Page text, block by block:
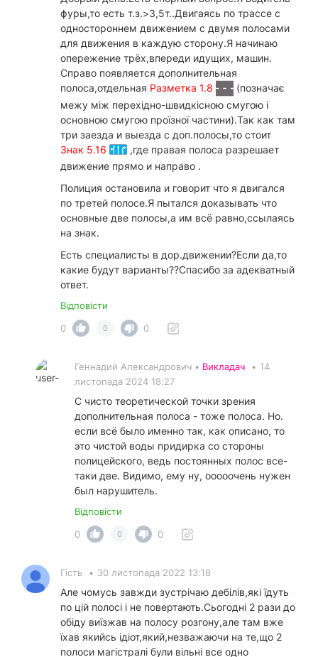
фуры,то есть т.з.>3,5т..Двигаясь по трассе с
одностороннем движением с двумя полосами
для движения в каждую сторону.Я начинаю
опережение трёх,впереди идущих, машин.
Справо появляется дополнительная
полоса,отдельная Разметка 1.8
(позначає
межу між перехідно-швидкісною смугою і
основною смугою проїзної частини).Так как там
три заезда и выезда с доп.полосы,то стоит
Знак 5.16
,где правая полоса разрешает
движение прямо и направо .
Полиция остановила и говорит что я двигался
по третей полосе.Я пытался доказывать что
основные две полосы,а им всё равно,ссылаясь
на знак.
Есть специалисты в дор.движении?Если да,то
какие будут варианты??Спасибо за адекватный
ответ.
Відповісти
0
0 0
Геннадий Александрович • Викладач • 14
листопада 2024 18:27
С чисто теоретической точки зрения
дополнительная полоса - тоже полоса. Но.
если всё было именно так, как описано, то
это чистой воды придирка со стороны
полицейского, ведь постоянных полос все-
таки две. Видимо, ему ну, ооооочень нужен
был нарушитель.
Відповісти
0
0 0
Гість • 30 листопада 2022 13:18
Але чомусь завжди зустрічаю дебілів,які їдуть
по цій полосі і не повертають.Сьогодні 2 рази до
обіду виїзжав на полосу розгону,але там вже
їхав якийсь ідіот,який,незважаючи на те,що 2
полоси магістралі були вільні все одно